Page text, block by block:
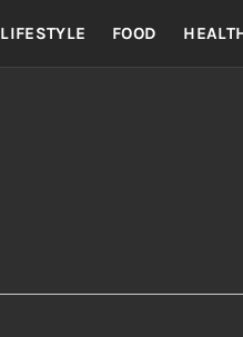
LIFESTYLE FOOD